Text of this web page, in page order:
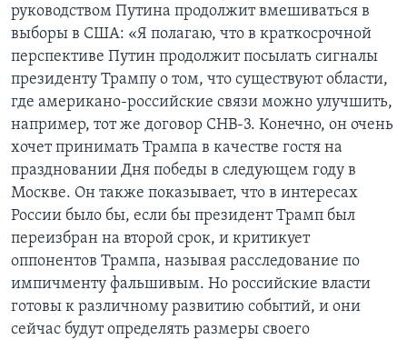
руководством Путина продолжит вмешиваться в
выборы в США: «Я полагаю, что в краткосрочной
перспективе Путин продолжит посылать сигналы
президенту Трампу о том, что существуют области,
где американо-российские связи можно улучшить,
например, тот же договор СНВ-3. Конечно, он очень
хочет принимать Трампа в качестве гостя на
праздновании Дня победы в следующем году в
Москве. Он также показывает, что в интересах
России было бы, если бы президент Трамп был
переизбран на второй срок, и критикует
оппонентов Трампа, называя расследование по
импичменту фальшивым. Но российские власти
готовы к различному развитию событий, и они
сейчас будут определять размеры своего